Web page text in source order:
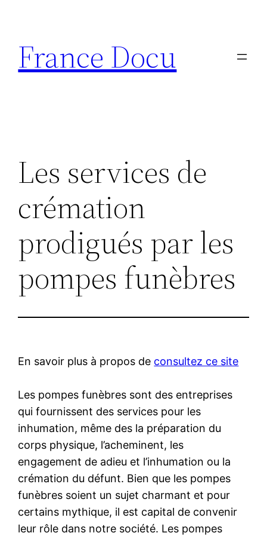
contenu
France Docu
Les services de
crémation
prodigués par les
pompes funèbres
En savoir plus à propos de consultez ce site
Les pompes funèbres sont des entreprises
qui fournissent des services pour les
inhumation, même des la préparation du
corps physique, l’acheminent, les
engagement de adieu et l’inhumation ou la
crémation du défunt. Bien que les pompes
funèbres soient un sujet charmant et pour
certains mythique, il est capital de convenir
leur rôle dans notre société. Les pompes